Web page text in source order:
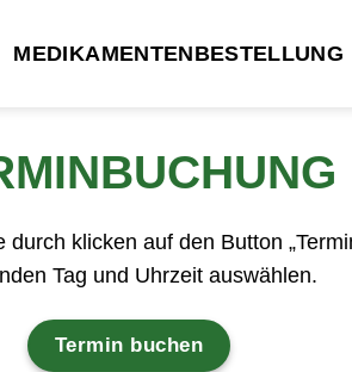
MEDIKAMENTENBESTELLUNG
klicken auf den Button
Tag und Uhrzeit auswählen.
Termin buchen